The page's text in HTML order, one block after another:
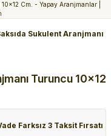
Sukulent Aranjmanı
Turuncu 10x12
Farksız 3 Taksit Fırsatı